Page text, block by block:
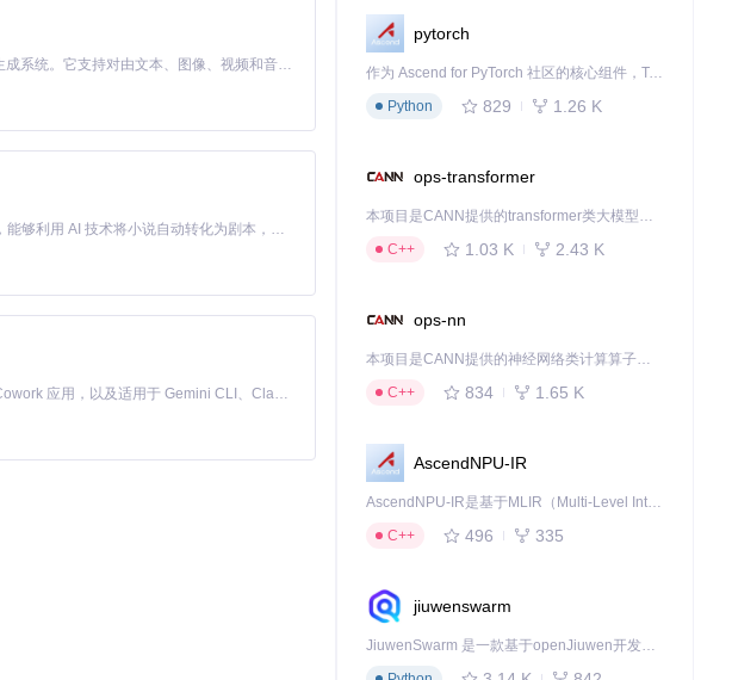
能意味着人员流动性大或岗位存在问
MiniMax H3 是一个通用的全模态生成系统。它支持对由文本、图像、视频和音频组成的多模态上下文进行统一理解，并能生成分辨率高达 2K、时长可达 15 秒的带原生立体声音频的视频。得益于面向任务泛化的系统设计，H3 在预训练阶段就已具备广泛的多模态上下文理解与生成能力，能够出色地执行复杂的多模态指令。
Toonflow 是一款 AI 短剧漫剧工具，能够利用 AI 技术将小说自动转化为剧本，并结合 AI 生成的图片和视频，实现高效的短剧创作。借助 Toonflow，可以轻松完成从文字到影像的全流程，让短剧制作变得更加智能与便捷。
免费、本地、开源的 24/7 全天候 Cowork 应用，以及适用于 Gemini CLI、Claude Code、Codex、OpenCode、Qwen Code、Goose CLI、Auggie 等的 OpenClaw | 🌟 喜欢就点star吧
pytorch
作为 Ascend for PyTorch 社区的核心组件，TorchNPU 是昇腾专为 PyTorch 打造的深度学习适配插件，使 PyTorch 框架能够直接调用昇腾 NPU，为开发者提供昇腾 AI 处理器的超强算力。
Python
829 1.26 K
ops-transformer
本项目是CANN提供的transformer类大模型算子库，实现网络在NPU上加速计算。
C++
1.03 K 2.43 K
ops-nn
本项目是CANN提供的神经网络类计算算子库，实现网络在NPU上加速计算。
C++
834 1.65 K
AscendNPU-IR
AscendNPU-IR是基于MLIR（Multi-Level Intermediate Representation）构建的，面向昇腾亲和算子编译时使用的中间表示，提供昇腾完备表达能力，通过编译优化提升昇腾AI处理器计算效率，支持通过生态框架使能昇腾AI处理器与深度调优
C++
496 335
jiuwenswarm
JiuwenSwarm 是一款基于openJiuwen开发的智能AI Agent，它能够将大语言模型的强大能力，通过你日常使用的各类通讯应用，直接延伸至你的指尖。